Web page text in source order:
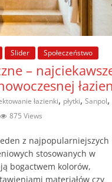
Slider Społeczeństwo
–
łazienki, płytki, Sanpol,
875 Views
z najpopularniejszych
stosowanych w
bogactwem kolorów,
materiałów czy